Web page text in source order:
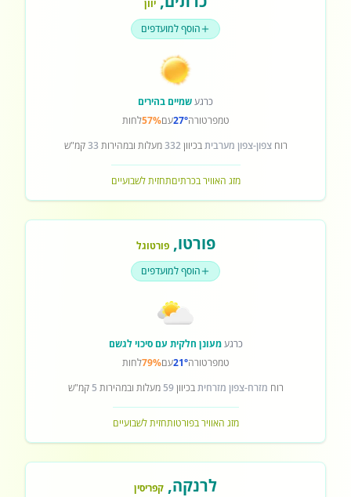
יוון
הוסף למועדפים
כרגעשמיים בהירים
טמפרטורה27°עם57%לחות
רוחצפון-צפון מערביתבכיוון332מעלות ובמהירות 33קמ"ש
מזג האוויר בכרתיםתחזית לשבועיים
פורטו,פורטוגל
הוסף למועדפים
כרגעמעונן חלקית עם סיכוי לגשם
טמפרטורה21°עם79%לחות
רוח מזרח-צפון מזרחיתבכיוון59 מעלות ובמהירות 5 קמ"ש
מזג האוויר בפורטותחזית לשבועיים
לרנקה, קפריסין